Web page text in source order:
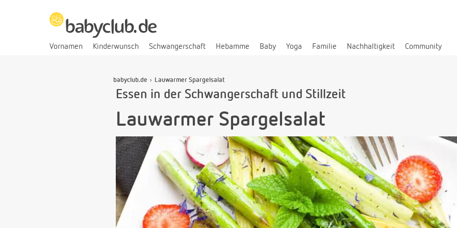
Vornamen Kinderwunsch Schwangerschaft Hebamme Baby Yoga Familie Nachhaltigkeit Community
babyclub.de Lauwarmer Spargelsalat
Essen in der Schwangerschaft und Stillzeit
Lauwarmer Spargelsalat